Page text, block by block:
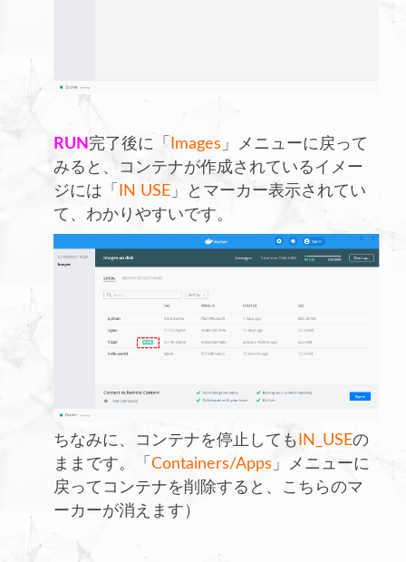
RUN 完了後に「 Images 」メニューに戻って
みると、コンテナが作成されているイメー
ジには「
IN USE 」とマーカー表示されてい
て、わかりやすいです。
ちなみに、コンテナを停止しても IN_USEの
ままです。「Containers/Apps 」メニューに
戻ってコンテナを削除すると、こちらのマ
ーカーが消えます）